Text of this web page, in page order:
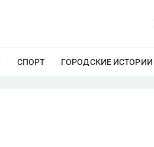
ЕЩЕ
СПОРТ ЕЩЕ
ГОРОДСКИЕ ИСТОРИИ